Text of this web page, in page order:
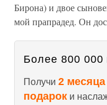
Бирона) и двое
мой прапрадед. Он
Более 800 000
Получи 2
подарок и